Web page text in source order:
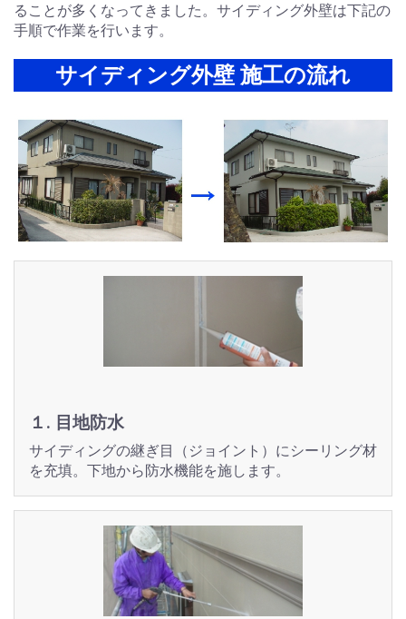
ることが多くなってきました。サイディング外壁は下記の
手順で作業を行います。
サイディング外壁 施工の流れ
１. 目地防水
サイディングの継ぎ目（ジョイント）にシーリング材
を充填。下地から防水機能を施します。